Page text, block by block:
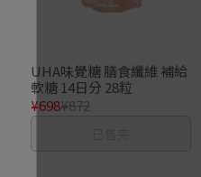
UHA味覺糖 膳食纖維 補給
軟糖 14日分 28粒
¥698¥872